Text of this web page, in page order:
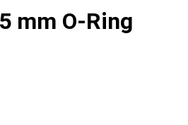
mm O-Ring